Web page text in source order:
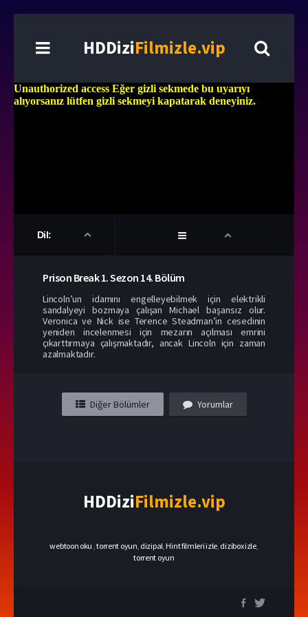
HDDiziFilmizle.vip
Dil:
Prison Break 1. Sezon 14. Bölüm
Lincoln’un idamını engelleyebilmek için elektrikli
sandalyeyi bozmaya çalışan Michael başarısız olur.
Veronica ve Nick ise Terence Steadman’in cesedinin
yeniden incelenmesi için mezarın açılması emrini
çıkarttırmaya çalışmaktadır, ancak Lincoln için zaman
azalmaktadır.
Diğer Bölümler Yorumlar
HDDiziFilmizle.vip
webtoon oku ,torrent oyun dizipal Hint filmleri izle dizibox izle,
torrent oyun